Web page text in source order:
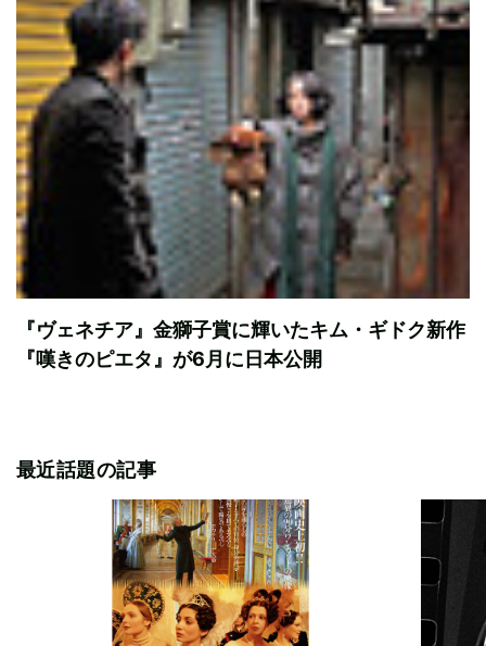
『ヴェネチア』金獅子賞に輝いたキム・ギドク新作
『嘆きのピエタ』が6月に日本公開
最近話題の記事